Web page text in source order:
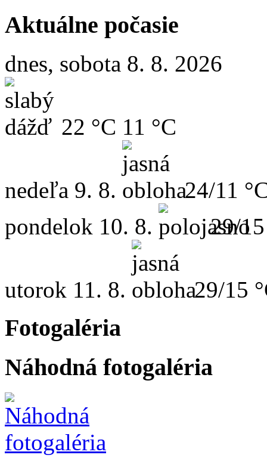
Aktuálne počasie
dnes, sobota 8. 8. 2026
22 °C 11 °C
nedeľa 9. 8.
24/11
pondelok 10. 8. 29/
utorok 11. 8. 29/15
Fotogaléria
Náhodná fotogaléria